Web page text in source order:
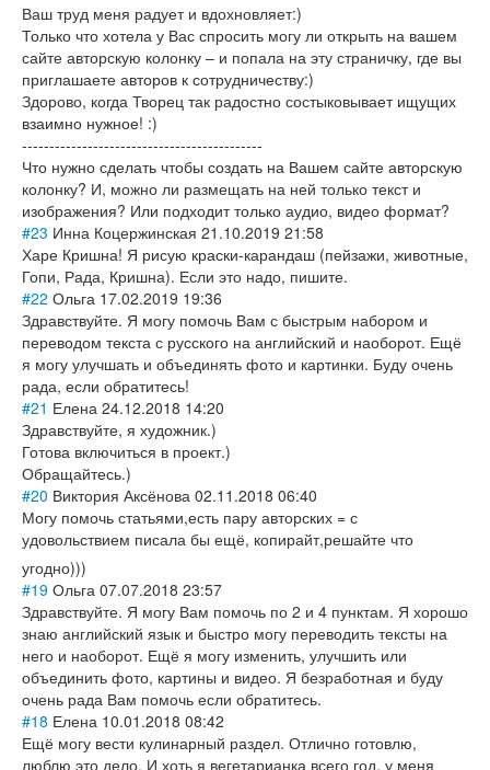
Ваш труд меня радует и вдохновляет:)
Только что хотела у Вас спросить могу ли открыть на вашем
сайте авторскую колонку – и попала на эту страничку, где вы
приглашаете авторов к сотрудничеству:)
Здорово, когда Творец так радостно состыковывает ищущих
взаимно нужное! :)
--------------------------------------------
Что нужно сделать чтобы создать на Вашем сайте авторскую
колонку? И, можно ли размещать на ней только текст и
изображения? Или подходит только аудио, видео формат?
#23 Инна Коцержинская 21.10.2019 21:58
Харе Кришна! Я рисую краски-карандаш (пейзажи, животные,
Гопи, Рада, Кришна). Если это надо, пишите.
#22 Ольга 17.02.2019 19:36
Здравствуйте. Я могу помочь Вам с быстрым набором и
переводом текста с русского на английский и наоборот. Ещё
я могу улучшать и объединять фото и картинки. Буду очень
рада, если обратитесь!
#21 Елена 24.12.2018 14:20
Здравствуйте, я художник.)
Готова включиться в проект.)
Обращайтесь.)
#20 Виктория Аксёнова 02.11.2018 06:40
Могу помочь статьями,есть пару авторских = с
удовольствием писала бы ещё, копирайт,решайте что
угодно)))
#19 Ольга 07.07.2018 23:57
Здравствуйте. Я могу Вам помочь по 2 и 4 пунктам. Я хорошо
знаю английский язык и быстро могу переводить тексты на
него и наоборот. Ещё я могу изменить, улучшить или
объединить фото, картины и видео. Я безработная и буду
очень рада Вам помочь если обратитесь.
#18 Елена 10.01.2018 08:42
Ещё могу вести кулинарный раздел. Отлично готовлю,
люблю это дело. И хоть я вегетарианка всего год, у меня